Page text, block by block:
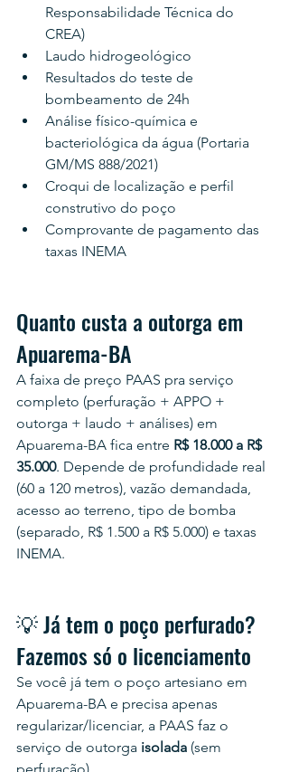
Responsabilidade Técnica do
CREA)
Laudo hidrogeológico
Resultados do teste de
bombeamento de 24h
Análise físico-química e
bacteriológica da água (Portaria
GM/MS 888/2021)
Croqui de localização e perfil
construtivo do poço
Comprovante de pagamento das
taxas INEMA
Quanto custa a outorga em
Apuarema-BA
A faixa de preço PAAS pra serviço
completo (perfuração + APPO +
outorga + laudo + análises) em
Apuarema-BA fica entre R$ 18.000 a R$
35.000. Depende de profundidade real
(60 a 120 metros), vazão demandada,
acesso ao terreno, tipo de bomba
(separado, R$ 1.500 a R$ 5.000) e taxas
INEMA.
💡 Já tem o poço perfurado?
Fazemos só o licenciamento
Se você já tem o poço artesiano em
Apuarema-BA e precisa apenas
regularizar/licenciar, a PAAS faz o
serviço de outorga isolada (sem